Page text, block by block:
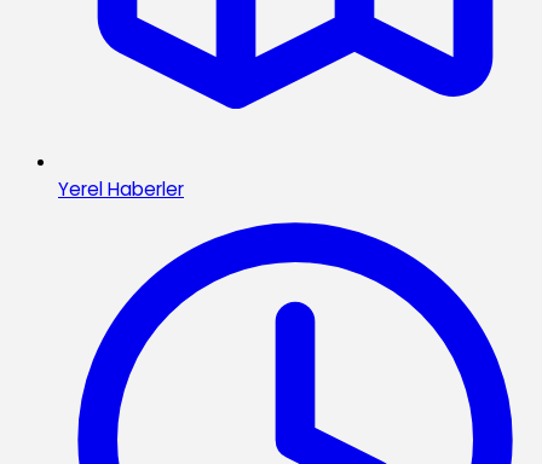
Yerel Haberler